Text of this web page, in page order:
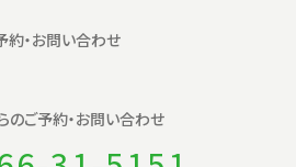
約・お問い合わせ
のご予約・お問い合わせ